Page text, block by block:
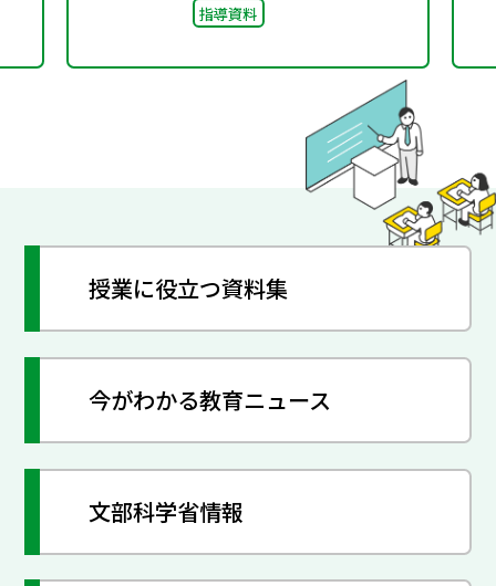
指導資料
授業に役立つ資料集
今がわかる教育ニュース
文部科学省情報